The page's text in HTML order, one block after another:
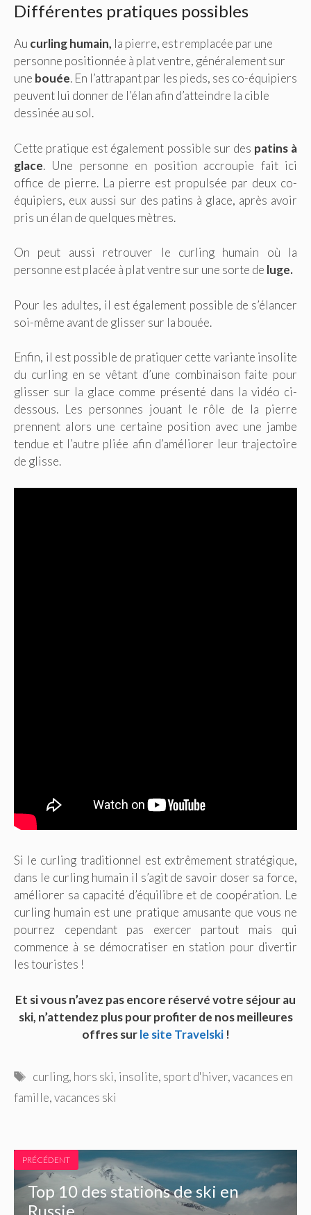
Différentes pratiques possibles
Au curling humain, la pierre, est remplacée par une
personne positionnée à plat ventre, généralement sur
une bouée. En l’attrapant par les pieds, ses co-équipiers
peuvent lui donner de l’élan afin d’atteindre la cible
dessinée au sol.
Cette pratique est également possible sur des patins à
glace. Une personne en position accroupie fait ici
office de pierre. La pierre est propulsée par deux co-
équipiers, eux aussi sur des patins à glace, après avoir
pris un élan de quelques mètres.
On peut aussi retrouver le curling humain où la
personne est placée à plat ventre sur une sorte de luge.
Pour les adultes, il est également possible de s’élancer
soi-même avant de glisser sur la bouée.
Enfin, il est possible de pratiquer cette variante insolite
du curling en se vêtant d’une combinaison faite pour
glisser sur la glace comme présenté dans la vidéo ci-
dessous. Les personnes jouant le rôle de la pierre
prennent alors une certaine position avec une jambe
tendue et l’autre pliée afin d’améliorer leur trajectoire
de glisse.
Si le curling traditionnel est extrêmement stratégique,
dans le curling humain il s’agit de savoir doser sa force,
améliorer sa capacité d’équilibre et de coopération. Le
curling humain est une pratique amusante que vous ne
pourrez cependant pas exercer partout mais qui
commence à se démocratiser en station pour divertir
les touristes !
Et si vous n’avez pas encore réservé votre séjour au
ski, n’attendez plus pour profiter de nos meilleures
offres surle site Travelski!
Étiquettes
curling, hors ski, insolite, sport d'hiver,vacances en
famille,vacances ski
PRÉCÉDENT
Top 10 des stations de ski en
Russie